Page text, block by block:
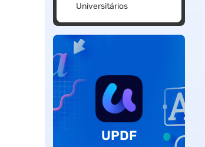
Universitários
UPDF